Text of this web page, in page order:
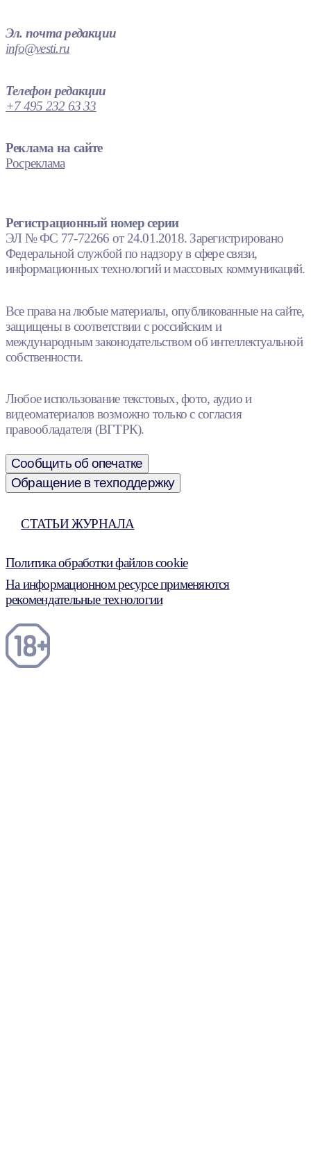
Эл. почта редакции
info@vesti.ru
Телефон редакции
+7 495 232 63 33
Реклама на сайте
Росреклама
Регистрационный номер серии
ЭЛ № ФС 77-72266 от 24.01.2018. Зарегистрировано
Федеральной службой по надзору в сфере связи,
информационных технологий и массовых коммуникаций.
Все права на любые материалы, опубликованные на сайте,
защищены в соответствии с российским и
международным законодательством об интеллектуальной
собственности.
Любое использование текстовых, фото, аудио и
видеоматериалов возможно только с согласия
правообладателя (ВГТРК).
Сообщить об опечатке
Обращение в техподдержку
СТАТЬИ ЖУРНАЛА
Политика обработки файлов cookie
На информационном ресурсе применяются
рекомендательные технологии